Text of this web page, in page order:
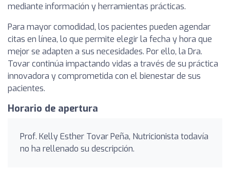
mediante información y herramientas prácticas.
Para mayor comodidad, los pacientes pueden agendar
citas en línea, lo que permite elegir la fecha y hora que
mejor se adapten a sus necesidades. Por ello, la Dra.
Tovar continúa impactando vidas a través de su práctica
innovadora y comprometida con el bienestar de sus
pacientes.
Horario de apertura
Prof. Kelly Esther Tovar Peña, Nutricionista todavía
no ha rellenado su descripción.